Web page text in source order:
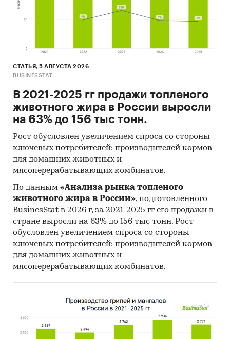
СТАТЬЯ, 5 АВГУСТА 2026
BUSINESSTAT
В 2021-2025 гг продажи топленого
животного жира в России выросли
на 63% до 156 тыс тонн.
Рост обусловлен увеличением спроса со стороны
ключевых потребителей: производителей кормов
для домашних животных и
мясоперерабатывающих комбинатов.
По данным «Анализа рынка топленого
животного жира в России», подготовленного
BusinesStat в 2026 г, за 2021-2025 гг его продажи в
стране выросли на 63% до 156 тыс тонн. Рост
обусловлен увеличением спроса со стороны
ключевых потребителей: производителей кормов
для домашних животных и
мясоперерабатывающих комбинатов.